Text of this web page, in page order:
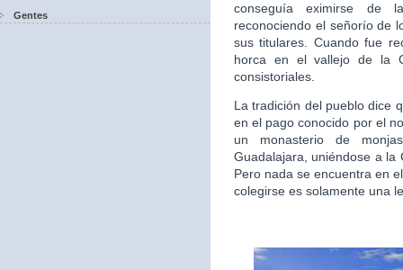
Gentes
conseguía eximirse de
reconociendo el señorío de
sus titulares. Cuando fue
horca en el vallejo de la
consistoriales.
La tradición del pueblo dice
en el pago conocido por el
un monasterio de
Guadalajara, uniéndose a la
Pero nada se encuentra en
colegirse es solamente una